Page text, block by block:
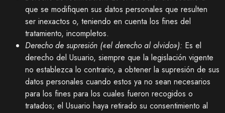
que se modifiquen sus datos personales que resulten
ser inexactos o, teniendo en cuenta los fines del
tratamiento, incompletos.
Derecho de supresión («el derecho al olvido»): Es el
derecho del Usuario, siempre que la legislación vigente
no establezca lo contrario, a obtener la supresión de sus
datos personales cuando estos ya no sean necesarios
para los fines para los cuales fueron recogidos o
tratados; el Usuario haya retirado su consentimiento al